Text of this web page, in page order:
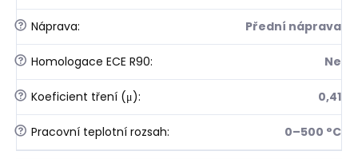
? Náprava: Přední náprava
? Homologace ECE R90: Ne
? Koeficient tření (μ): 0,41
? Pracovní teplotní rozsah: 0–500 °C